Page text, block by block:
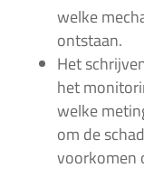
welke
ontstaan.
Het
het
welke
om de
voorkomen